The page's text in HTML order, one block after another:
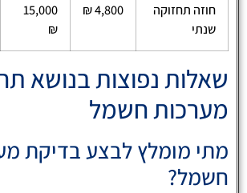
חוזה תחזוקה
שנתי
4,800 ₪
15,000
₪
שאלות נפוצות בנושא
מערכות חשמל
מתי מומלץ לבצע בדיקת
חשמל?